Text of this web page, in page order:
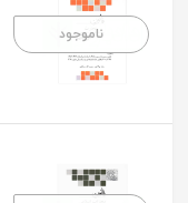
ناموجود